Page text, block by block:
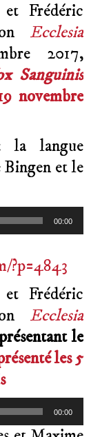
Frédéric
Ecclesia
2017,
Sanguinis
novembre
la langue
Bingen et le
00:00
?p=4843
Frédéric
Ecclesia
le
les 5
00:00